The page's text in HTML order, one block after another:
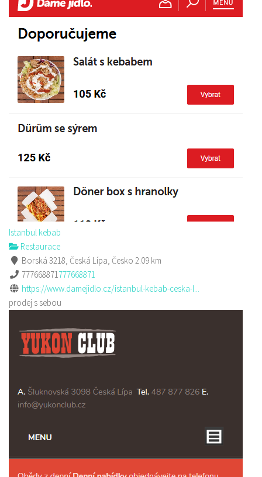
Istanbul kebab
Restaurace
Borská 3218, Česká Lípa, Česko 2.09 km
777668871777668871
https://www.damejidlo.cz/istanbul-kebab-ceska-l...
prodej s sebou